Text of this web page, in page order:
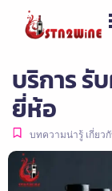
บริการ รั
ยี่ห้อ
บทความน่ารู้ เกี่ยวกั